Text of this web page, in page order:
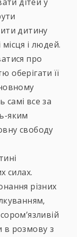
дитину
і людей.
про
оберігати її
самі все за
яким
свободу
силах.
різних
в розмову з